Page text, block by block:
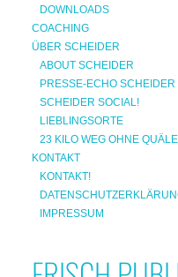
DOWNLOADS
COACHING
ÜBER SCHEIDER
ABOUT SCHEIDER
PRESSE-ECHO SCHEIDER
SCHEIDER SOCIAL!
LIEBLINGSORTE
23 KILO WEG OHNE
KONTAKT
KONTAKT!
IMPRESSUM